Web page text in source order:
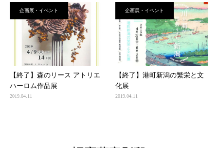
企画展・イベント
【終了】森のリース アトリエ
ハーロム作品展
2019.04.11
企画展・イベント
【終了】港町新潟の繁栄と文
化展
2019.04.11